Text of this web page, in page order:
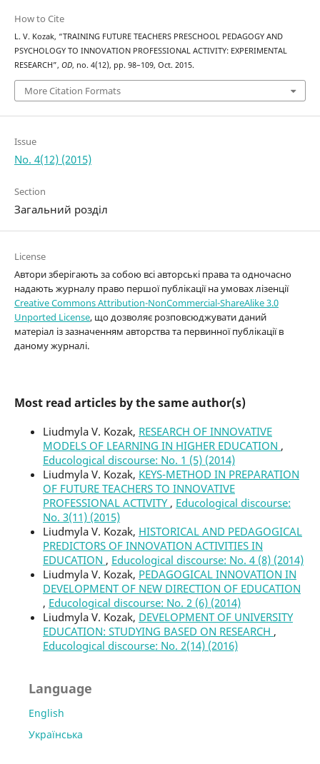
How to Cite
L. V. Kozak, “TRAINING FUTURE TEACHERS PRESCHOOL PEDAGOGY AND
PSYCHOLOGY TO INNOVATION PROFESSIONAL ACTIVITY: EXPERIMENTAL
RESEARCH”, OD, no. 4(12), pp. 98–109, Oct. 2015.
More Citation Formats
Issue
No. 4(12) (2015)
Section
Загальний розділ
License
Автори зберігають за собою всі авторські права та одночасно
надають журналу право першої публікації на умовах лізенції
Creative Commons Attribution-NonCommercial-ShareAlike 3.0
Unported License, що дозволяє розповсюджувати даний
матеріал із зазначенням авторства та первинної публікації в
даному журналі.
Most read articles by the same author(s)
Liudmyla V. Kozak, RESEARCH OF INNOVATIVE
MODELS OF LEARNING IN HIGHER EDUCATION ,
Educological discourse: No. 1 (5) (2014)
Liudmyla V. Kozak, KEYS-METHOD IN PREPARATION
OF FUTURE TEACHERS TO INNOVATIVE
PROFESSIONAL ACTIVITY , Educological discourse:
No. 3(11) (2015)
Liudmyla V. Kozak, HISTORICAL AND PEDAGOGICAL
PREDICTORS OF INNOVATION ACTIVITIES IN
EDUCATION , Educological discourse: No. 4 (8) (2014)
Liudmyla V. Kozak, PEDAGOGICAL INNOVATION IN
DEVELOPMENT OF NEW DIRECTION OF EDUCATION
, Educological discourse: No. 2 (6) (2014)
Liudmyla V. Kozak, DEVELOPMENT OF UNIVERSITY
EDUCATION: STUDYING BASED ON RESEARCH ,
Educological discourse: No. 2(14) (2016)
Language
English
Українська